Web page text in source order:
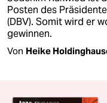
Posten des
(DBV). Somit wird er
gewinnen.
Von Heike